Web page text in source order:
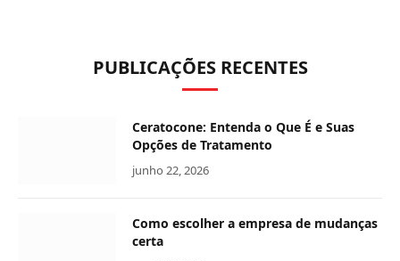
PUBLICAÇÕES RECENTES
Ceratocone: Entenda o Que É e Suas
Opções de Tratamento
junho 22, 2026
Como escolher a empresa de mudanças
certa